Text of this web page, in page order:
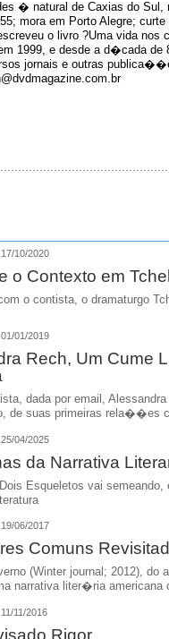
� natural de Caxias do Sul,
mora em Porto Alegre;
o livro ?Uma vida nos
1999, e desde a d�cada de
jornais e outras
10/2020
o Contexto em
com o contista, o dramaturgo
01/2019
Rech, Um Cume
dada por email,
de suas primeiras rela��es
04/2025
da Narrativa
Esqueletos vai
06/2017
Comuns
(Winter journal; 2012), do
narrativa liter�ria americana
11/2016
Rigor